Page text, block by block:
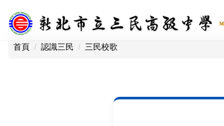
到
主
首頁 認識三民 三民校歌